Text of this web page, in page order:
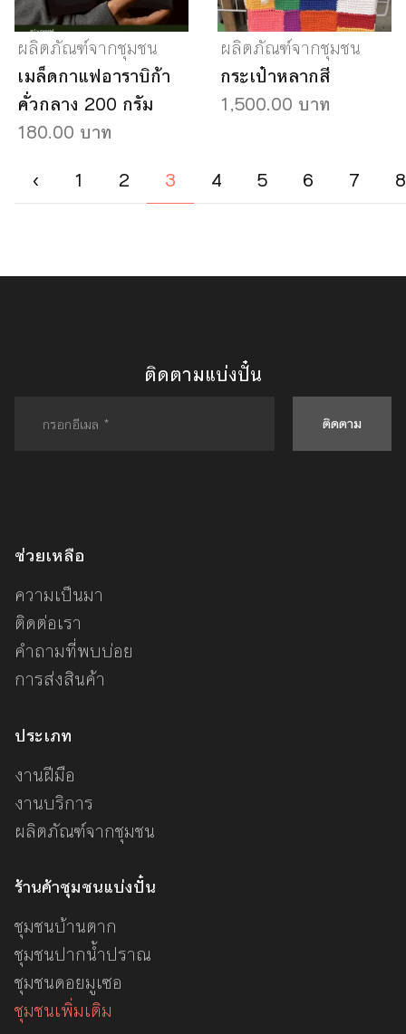
ผลิตภัณฑ์จากชุมชน
เมล็ดกาแฟอาราบิก้า
คั่วกลาง 200 กรัม
180.00 บาท
ผลิตภัณฑ์จากชุมชน
กระเป๋าหลากสี
1,500.00 บาท
‹ 1 2 3 4 5 6 7 8
ติดตามแบ่งปั๋น
ติดตาม
ช่วยเหลือ
ความเป็นมา
ติดต่อเรา
คำถามที่พบบ่อย
การส่งสินค้า
ประเภท
งานฝีมือ
งานบริการ
ผลิตภัณฑ์จากชุมชน
ร้านค้าชุมชนแบ่งปั๋น
ชุมชนบ้านตาก
ชุมชนปากน้ำปราณ
ชุมชนดอยมูเซอ
ชุมชนเพิ่มเติม